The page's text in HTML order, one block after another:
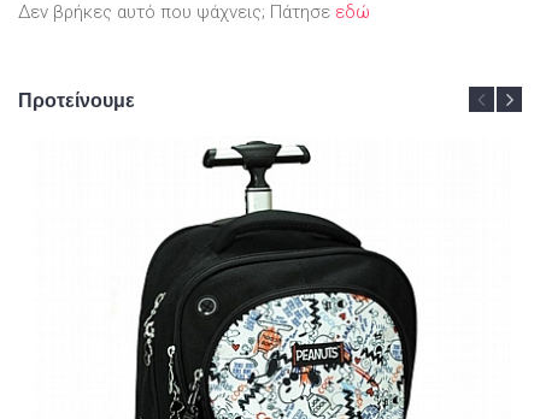
Δεν βρήκες αυτό που ψάχνεις; Πάτησε εδώ
Προτείνουμε